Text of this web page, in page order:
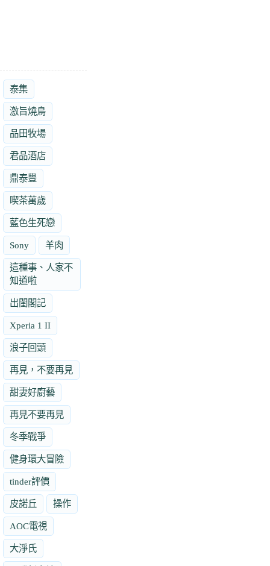
泰集
激旨燒鳥
品田牧場
君品酒店
鼎泰豐
喫茶萬歲
藍色生死戀
Sony 羊肉
這種事、人家不
知道啦
出閨閣記
Xperia 1 II
浪子回頭
再見，不要再見
甜妻好廚藝
再見不要再見
冬季戰爭
健身環大冒險
tinder評價
皮諾丘 操作
AOC電視
大淨氏